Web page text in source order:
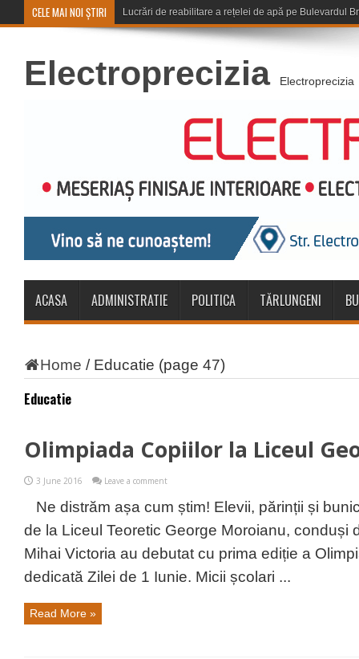
CELE MAI NOI ȘTIRI Corona Brașov se califică în
Electroprecizia Electroprecizia
ACASA ADMINISTRATIE POLITICA TĂRLUNGENI
Home / Educatie (page 47)
Educatie
Olimpiada Copiilor la Liceul
3 June 2016 Leave a comment
Ne distrăm așa cum știm! Elevii, părinții și
de la Liceul Teoretic George Moroianu, conduși
Mihai Victoria au debutat cu prima ediție a
dedicată Zilei de 1 Iunie. Micii școlari ...
Read More »